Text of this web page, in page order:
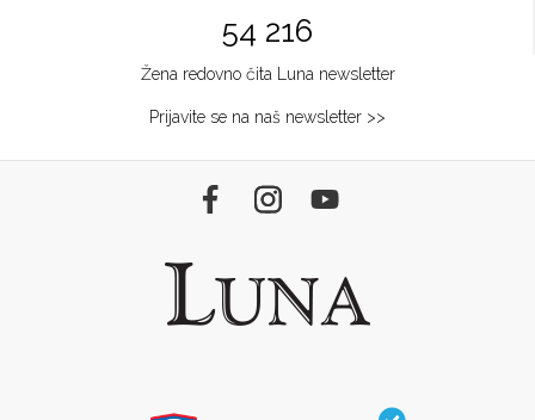
54 216
Žena redovno čita Luna newsletter
Prijavite se na naš newsletter >>